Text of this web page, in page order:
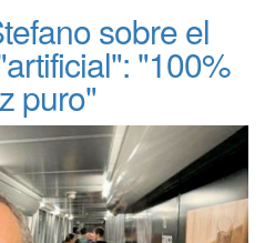
sobre el
"100%
puro"